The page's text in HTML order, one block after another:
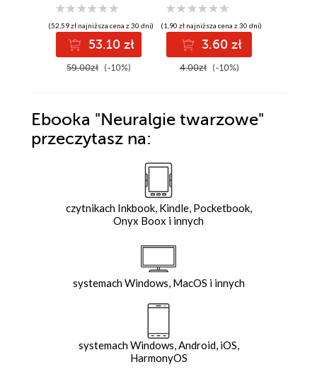
(52,59 zł najniższa cena z 30 dni)
53.10 zł
59.00zł (-10%)
gabinecie lekarza
POZ
(1,90 zł najniższa cena z 30 dni)
3.60 zł
4.00zł (-10%)
Ebooka "Neuralgie twarzowe"
przeczytasz na:
czytnikach Inkbook, Kindle, Pocketbook,
Onyx Boox i innych
systemach Windows, MacOS i innych
systemach Windows, Android, iOS,
HarmonyOS